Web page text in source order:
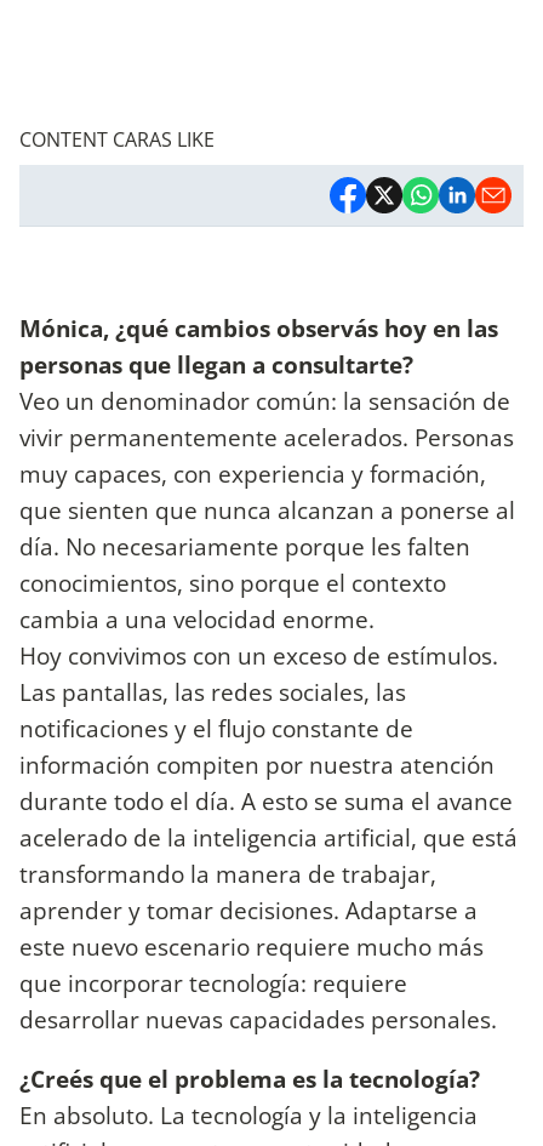
CONTENT CARAS LIKE
Mónica, ¿qué cambios observás hoy en las
personas que llegan a consultarte?
Veo un denominador común: la sensación de
vivir permanentemente acelerados. Personas
muy capaces, con experiencia y formación,
que sienten que nunca alcanzan a ponerse al
día. No necesariamente porque les falten
conocimientos, sino porque el contexto
cambia a una velocidad enorme.
Hoy convivimos con un exceso de estímulos.
Las pantallas, las redes sociales, las
notificaciones y el flujo constante de
información compiten por nuestra atención
durante todo el día. A esto se suma el avance
acelerado de la inteligencia artificial, que está
transformando la manera de trabajar,
aprender y tomar decisiones. Adaptarse a
este nuevo escenario requiere mucho más
que incorporar tecnología: requiere
desarrollar nuevas capacidades personales.
¿Creés que el problema es la tecnología?
En absoluto. La tecnología y la inteligencia